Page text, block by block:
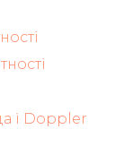
і Doppler